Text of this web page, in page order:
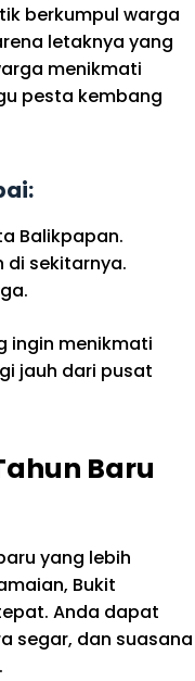
berkumpul warga
letaknya yang
menikmati
pesta kembang
Balikpapan.
di sekitarnya.
ingin menikmati
jauh dari pusat
Baru
yang lebih
Bukit
Anda dapat
segar, dan suasana